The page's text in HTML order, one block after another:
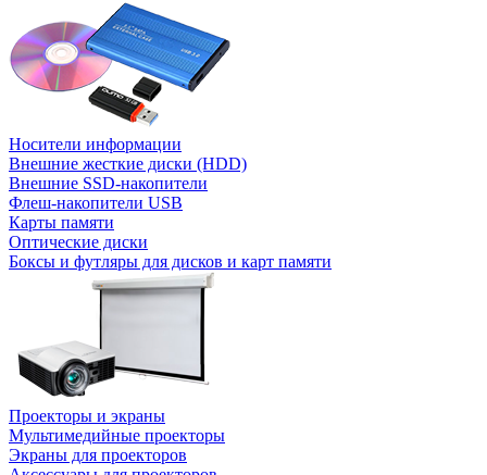
Носители информации
Внешние жесткие диски (HDD)
Внешние SSD-накопители
Флеш-накопители USB
Карты памяти
Оптические диски
Боксы и футляры для дисков и карт памяти
Проекторы и экраны
Мультимедийные проекторы
Экраны для проекторов